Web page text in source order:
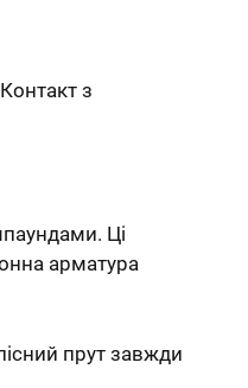
з
Ці
арматура
прут завжди